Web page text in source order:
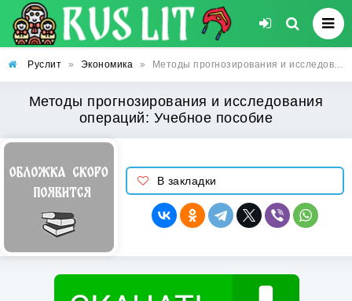
Руслит » Экономика » Методы прогнозирования и исследования операций: Учебное пособие
Методы прогнозирования и исследования
операций: Учебное пособие
В закладки